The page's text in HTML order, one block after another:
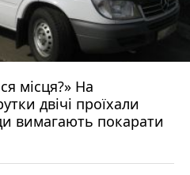
місця?» На
двічі проїхали
вимагають покарати